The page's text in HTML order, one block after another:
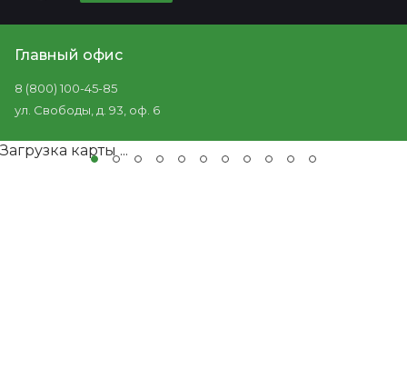
Главный офис
8 (800) 100-45-85
ул. Свободы, д. 93, оф. 6
Загрузка карты ...